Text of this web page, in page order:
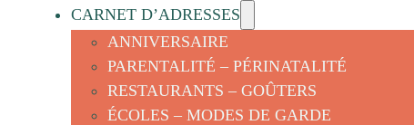
CARNET D’ADRESSES
ANNIVERSAIRE
PARENTALITÉ – PÉRINATALITÉ
RESTAURANTS – GOÛTERS
ÉCOLES – MODES DE GARDE